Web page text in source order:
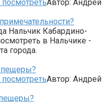
Автор: Андрей
Нальчик Кабардино-
в Нальчике -
города.
пещеры?
Автор: Андрей